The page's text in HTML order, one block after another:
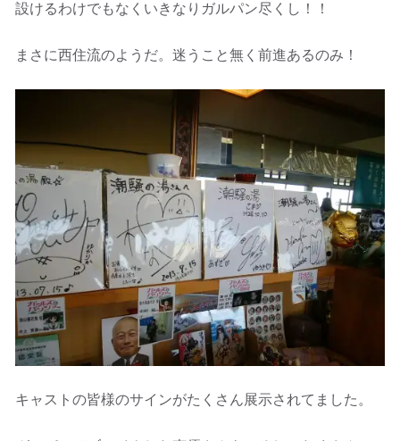
設けるわけでもなくいきなりガルパン尽くし！！
まさに西住流のようだ。迷うこと無く前進あるのみ！
キャストの皆様のサインがたくさん展示されてました。